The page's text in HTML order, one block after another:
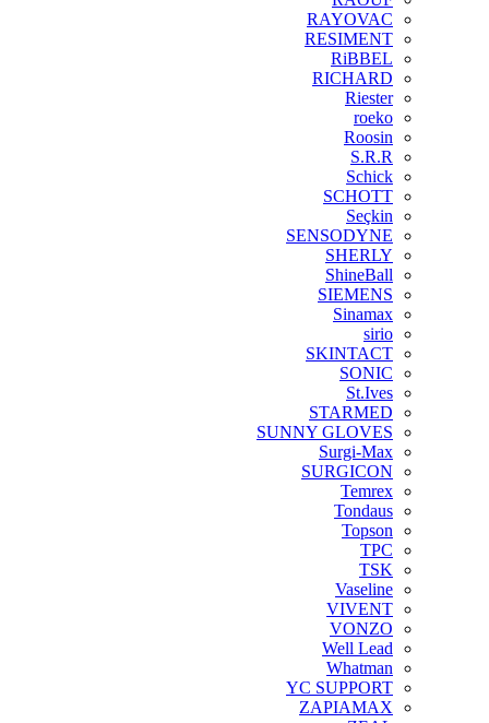
RAYOVAC
RESIMENT
RiBBEL
RICHARD
Riester
roeko
Roosin
S.R.R
Schick
SCHOTT
Seçkin
SENSODYNE
SHERLY
ShineBall
SIEMENS
Sinamax
sirio
SKINTACT
SONIC
St.Ives
STARMED
SUNNY GLOVES
Surgi-Max
SURGICON
Temrex
Tondaus
Topson
TPC
TSK
Vaseline
VIVENT
VONZO
Well Lead
Whatman
YC SUPPORT
ZAPIAMAX